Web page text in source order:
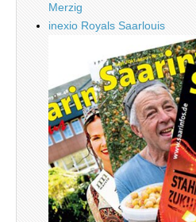
Merzig
inexio Royals Saarlouis